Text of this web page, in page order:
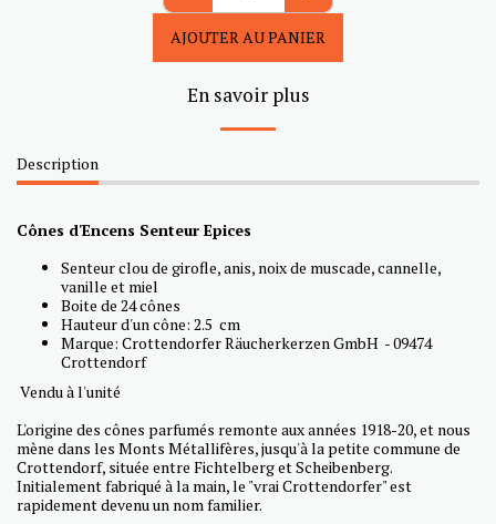
AJOUTER AU PANIER
En savoir plus
Description
Cônes d'Encens Senteur Epices
Senteur clou de girofle, anis, noix de muscade, cannelle,
vanille et miel
Boite de 24 cônes
Hauteur d'un cône: 2.5 cm
Marque: Crottendorfer Räucherkerzen GmbH - 09474
Crottendorf
Vendu à l'unité
L'origine des cônes parfumés remonte aux années 1918-20, et nous
mène dans les Monts Métallifères, jusqu'à la petite commune de
Crottendorf, située entre Fichtelberg et Scheibenberg.
Initialement fabriqué à la main, le "vrai Crottendorfer" est
rapidement devenu un nom familier.